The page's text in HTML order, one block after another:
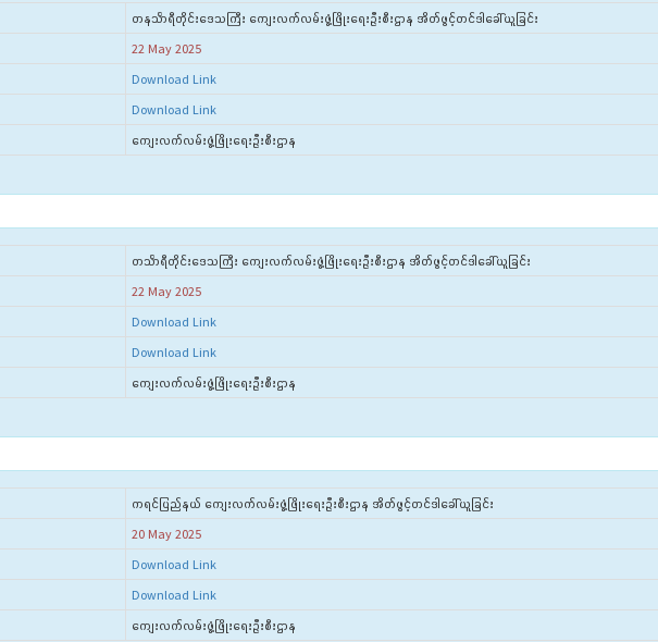
တနင်္သာရီတိုင်းဒေသကြီး ကျေးလက်လမ်းဖွံ့ဖြိုးရေးဦးစီးဌာန အိတ်ဖွင့်တင်ဒါခေါ်ယူခြင်း
22 May 2025
Download Link
Download Link
ကျေးလက်လမ်းဖွံ့ဖြိုးရေးဦးစီးဌာန
တင်္သာရီတိုင်းဒေသကြီး ကျေးလက်လမ်းဖွံ့ဖြိုးရေးဦးစီးဌာန အိတ်ဖွင့်တင်ဒါခေါ်ယူခြင်း
22 May 2025
Download Link
Download Link
ကျေးလက်လမ်းဖွံ့ဖြိုးရေးဦးစီးဌာန
ကရင်ပြည်နယ် ကျေးလက်လမ်းဖွံ့ဖြိုးရေးဦးစီးဌာန အိတ်ဖွင့်တင်ဒါခေါ်ယူခြင်း
20 May 2025
Download Link
Download Link
ကျေးလက်လမ်းဖွံ့ဖြိုးရေးဦးစီးဌာန